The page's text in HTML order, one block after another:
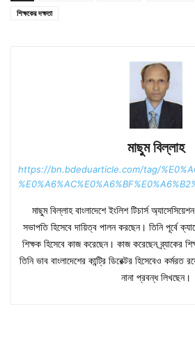
শিক্ষকের দক্ষতা
মাছুম বিল্লাহ
https://bn.bdeduarticle.com/tag/
মাছুম বিল্লাহ বাংলাদেশে ইংলিশ টিচার্স
সভাপতি হিসেবে দায়িত্ব পালন করছেন। তিনি পূর্বে
শিক্ষক হিসেবে কাজ করেছেন। কাজ করেছেন ব্র্যাকের
তিনি ভাব বাংলাদেশের কান্ট্রি ডিরেক্টর হিসেবেও কর্মরত
নানা প্রবন্ধ লিখছেন।